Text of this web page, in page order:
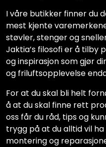
I våre butikker finner du
mest kjente
støvler, stenger og
Jaktia’s filosofi er å tilby
og inspirasjon som gjør
og friluftsopplevelse
For at du skal bli helt
å at du skal finne rett
oss får du råd, tips og
trygg på at du alltid vil
montering og